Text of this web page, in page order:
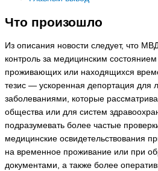
Что произошло
Из описания новости следует, что
контроль за медицинским
проживающих или находящихся
тезис — ускоренная депортация для
заболеваниями, которые
общества или для систем
подразумевать более частые
медицинские освидетельствования
на временное проживание или при
документами, а также более